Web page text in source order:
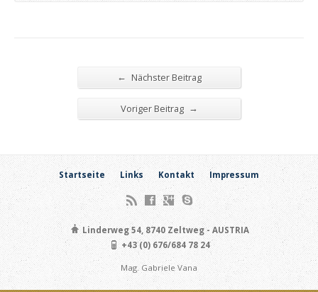
← Nächster Beitrag
Voriger Beitrag →
Startseite Links Kontakt Impressum
Linderweg 54, 8740 Zeltweg - AUSTRIA
+43 (0) 676/684 78 24
Mag. Gabriele Vana